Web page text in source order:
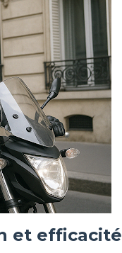
et efficacité